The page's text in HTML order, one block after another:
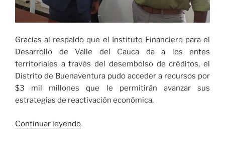
Gracias al respaldo que el Instituto Financiero para el
Desarrollo de Valle del Cauca da a los entes
territoriales a través del desembolso de créditos, el
Distrito de Buenaventura pudo acceder a recursos por
$3 mil millones que le permitirán avanzar sus
estrategias de reactivación económica.
Continuar leyendo«Infivalle